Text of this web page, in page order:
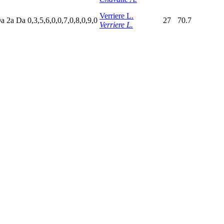
a 2a Da 0,3,5,6,0,0,7,0,8,0,9,0
Verriere L.
Verriere L.
27 70.7